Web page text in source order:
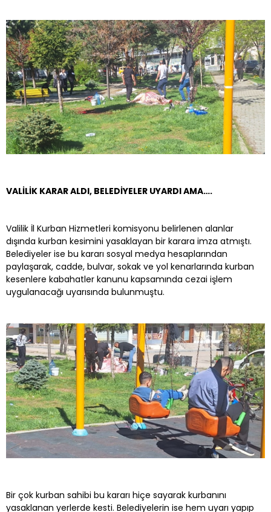
VALİLİK KARAR ALDI, BELEDİYELER UYARDI AMA….
Valilik İl Kurban Hizmetleri komisyonu belirlenen alanlar
dışında kurban kesimini yasaklayan bir karara imza atmıştı.
Belediyeler ise bu kararı sosyal medya hesaplarından
paylaşarak, cadde, bulvar, sokak ve yol kenarlarında kurban
kesenlere kabahatler kanunu kapsamında cezai işlem
uygulanacağı uyarısında bulunmuştu.
Bir çok kurban sahibi bu kararı hiçe sayarak kurbanını
yasaklanan yerlerde kesti. Belediyelerin ise hem uyarı yapıp